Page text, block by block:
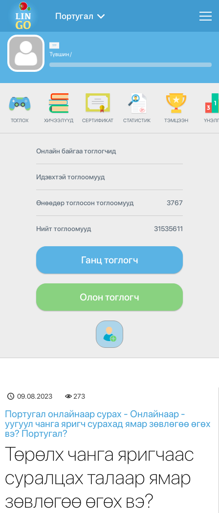
Португал
Түвшин/
ТОГЛОХ ХИЧЭЭЛҮҮД СЕРТИФИКАТ СТАТИСТИК ТЭМЦЭЭН
Онлайн байгаа тоглогчид
Идэвхтэй тоглоомууд
Өнөөдөр тоглосон тоглоомууд 3767
Нийт тоглоомууд 31535611
Ганц тоглогч
Олон тоглогч
09.08.2023 273
Португал онлайнаар сурах - Онлайнаар -
уугуул чанга яригч сурахад ямар зөвлөгөө өгөх
вэ? Португал?
Төрөлх чанга яригчаас
суралцах талаар ямар
зөвлөгөө өгөх вэ?